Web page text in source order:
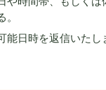
。
能日時を返信いたし